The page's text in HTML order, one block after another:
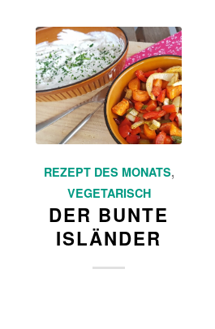
REZEPT DES MONATS,
VEGETARISCH
DER BUNTE
ISLÄNDER